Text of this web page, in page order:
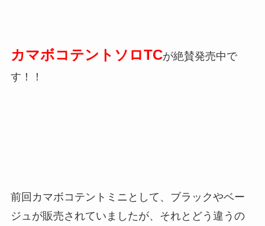
カマボコテントソロTCが絶賛発売中で
す！！
前回カマボコテントミニとして、ブラックやベー
ジュが販売されていましたが、それとどう違うの